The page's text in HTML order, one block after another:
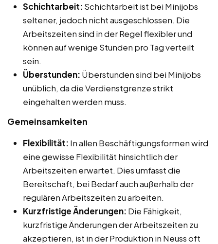
Schichtarbeit: Schichtarbeit ist bei Minijobs
seltener, jedoch nicht ausgeschlossen. Die
Arbeitszeiten sind in der Regel flexibler und
können auf wenige Stunden pro Tag verteilt
sein.
Überstunden: Überstunden sind bei Minijobs
unüblich, da die Verdienstgrenze strikt
eingehalten werden muss.
Gemeinsamkeiten
Flexibilität: In allen Beschäftigungsformen wird
eine gewisse Flexibilität hinsichtlich der
Arbeitszeiten erwartet. Dies umfasst die
Bereitschaft, bei Bedarf auch außerhalb der
regulären Arbeitszeiten zu arbeiten.
Kurzfristige Änderungen: Die Fähigkeit,
kurzfristige Änderungen der Arbeitszeiten zu
akzeptieren, ist in der Produktion in Neuss oft